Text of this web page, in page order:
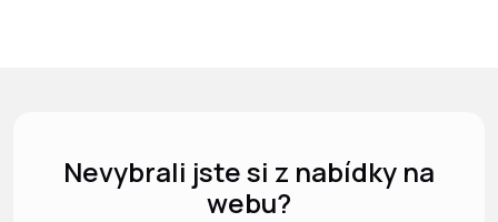
Nevybrali jste si z nabídky na
webu?